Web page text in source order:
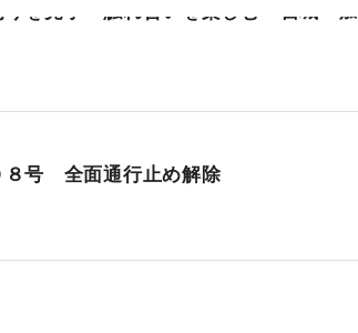
りを見学 触れ合いを楽しむ 宮城・加
８号 全面通行止め解除